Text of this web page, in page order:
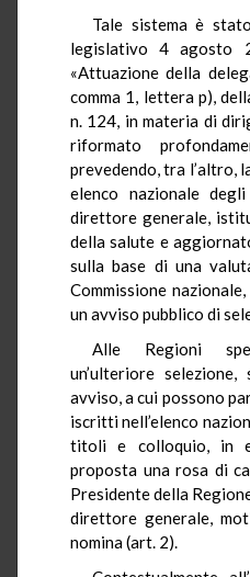
Tale sistema è
legislativo 4 agosto
«Attuazione della
comma 1, lettera p),
n. 124, in materia di
riformato
prevedendo, tra l’altro,
elenco nazionale
direttore generale,
della salute e
sulla base di una
Commissione
un avviso pubblico di
Alle Regioni
un’ulteriore
avviso, a cui possono
iscritti nell’elenco
titoli e colloquio, in
proposta una rosa di
Presidente della
direttore generale,
nomina (art. 2).